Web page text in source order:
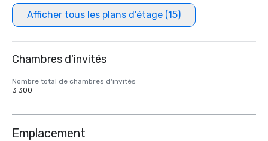
Afficher tous les plans d'étage (15)
Chambres d'invités
Nombre total de chambres d'invités
3 300
Emplacement